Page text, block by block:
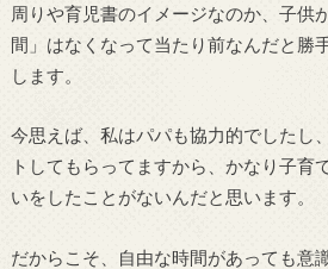
周りや育児書のイメージなのか、子供
間」はなくなって当たり前なんだと勝
します。
今思えば、私はパパも協力的でしたし
トしてもらってますから、かなり子育
いをしたことがないんだと思います。
だからこそ、自由な時間があっても意